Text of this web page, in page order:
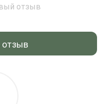
отзыв